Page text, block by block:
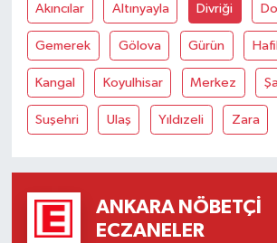
Akıncılar Altınyayla Divriği
Gemerek Gölova Gürün
Kangal Koyulhisar Merkez
Suşehri Ulaş Yıldızeli Zara
ANKARA NÖBETÇI
ECZANELER